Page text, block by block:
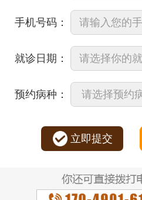
手机号码：
就诊日期：
预约病种：
立即提交